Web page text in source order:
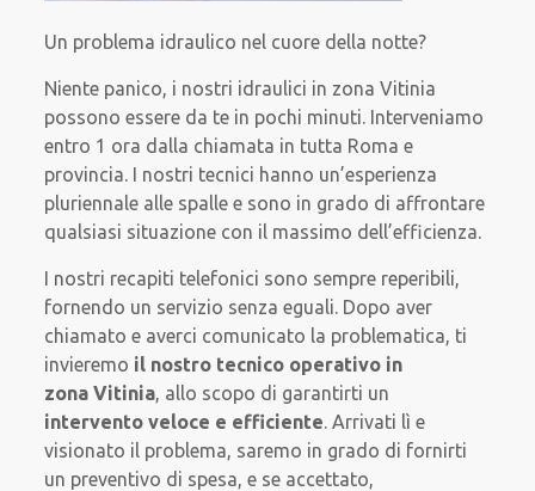
Un problema idraulico nel cuore della notte?
Niente panico, i nostri idraulici in zona Vitinia
possono essere da te in pochi minuti. Interveniamo
entro 1 ora dalla chiamata in tutta Roma e
provincia. I nostri tecnici hanno un’esperienza
pluriennale alle spalle e sono in grado di affrontare
qualsiasi situazione con il massimo dell’efficienza.
I nostri recapiti telefonici sono sempre reperibili,
fornendo un servizio senza eguali. Dopo aver
chiamato e averci comunicato la problematica, ti
invieremo il nostro tecnico operativo in
zona Vitinia, allo scopo di garantirti un
intervento veloce e efficiente. Arrivati lì e
visionato il problema, saremo in grado di fornirti
un preventivo di spesa, e se accettato,